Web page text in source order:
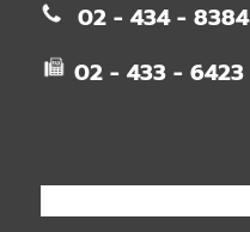
02 - 434 - 8384
02 - 433 - 6423